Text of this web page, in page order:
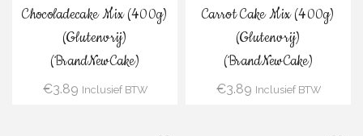
Chocoladecake Mix (400g)
(Glutenvrij)
(BrandNewCake)
€3.89 Inclusief BTW
Carrot Cake Mix (400g)
(Glutenvrij)
(BrandNewCake)
€3.89 Inclusief BTW